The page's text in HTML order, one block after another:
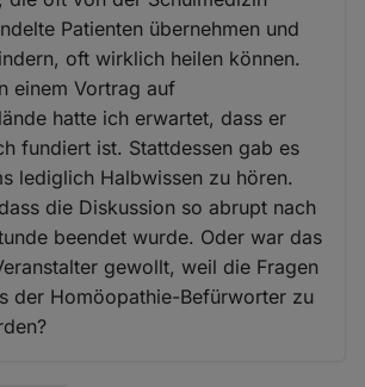
Patienten übernehmen und
oft wirklich heilen können.
einem Vortrag auf
hatte ich erwartet, dass er
fundiert ist. Stattdessen gab es
lediglich Halbwissen zu hören.
die Diskussion so abrupt nach
beendet wurde. Oder war das
gewollt, weil die Fragen
der Homöopathie-Befürworter zu